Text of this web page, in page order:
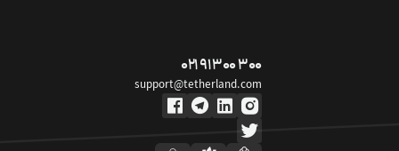
۰۲۱ ۹۱ ۳۰۰ ۳۰۰
support@tetherland.com